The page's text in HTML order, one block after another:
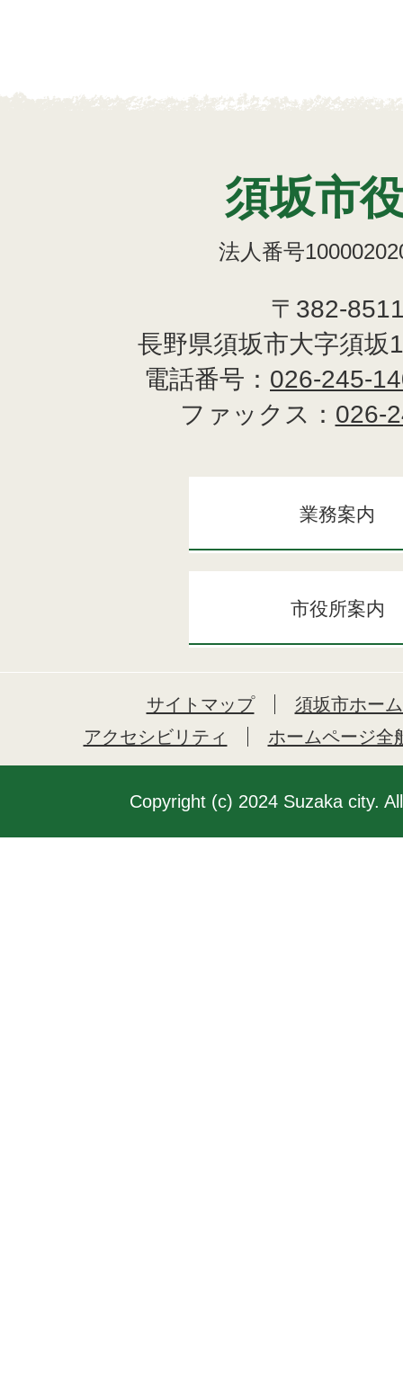
須坂市
法人番号
〒382-
長野県須坂市大字須坂
電話番号： 026-245-
ファックス： 026-
業務案内
市役所案内
サイトマップ
須坂市ホー
アクセシビリティ
ホームページ全
Copyright (c) 2024 Suzaka city.